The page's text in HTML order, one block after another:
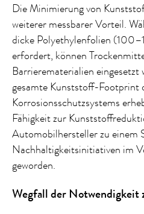
Die Minimierung von
weiterer messbarer Vorteil.
dicke Polyethylenfolien
erfordert, können
Barrierematerialien eingesetzt
gesamte Kunststoff-Footprint
Korrosionsschutzsystems
Fähigkeit zur
Automobilhersteller zu einem
Nachhaltigkeitsinitiativen im
geworden.
Wegfall der Notwendigkeit